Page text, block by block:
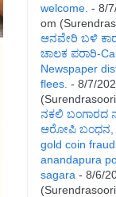
welcome. - 8/
om
ಆನವೇರಿ ಬಳಿ
ಚಾಲಕ ಪರಾರಿ-
Newspaper
flees. - 8/7/
ನಕಲಿ ಬಂಗಾರದ
ಆರೋಪಿ ಬಂಧನ,
gold coin
anandapura
sagara - 8/6/